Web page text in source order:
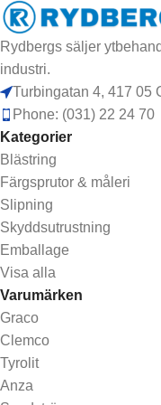
Rydbergs säljer
industri.
Turbingatan 4, 417 05
Phone: (031) 22 24 70
Kategorier
Blästring
Färgsprutor & måleri
Slipning
Skyddsutrustning
Emballage
Visa alla
Varumärken
Graco
Clemco
Tyrolit
Anza